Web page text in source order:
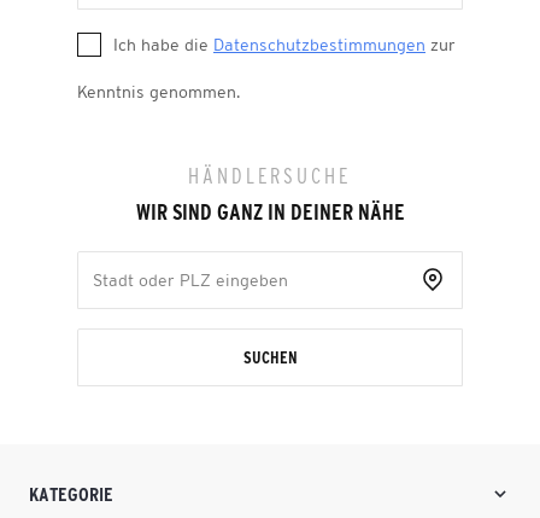
Ich habe die Datenschutzbestimmungen zur
Kenntnis genommen.
HÄNDLERSUCHE
WIR SIND GANZ IN DEINER NÄHE
SUCHEN
KATEGORIE